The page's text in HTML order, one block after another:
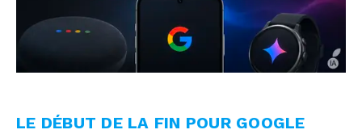
LE DÉBUT DE LA FIN POUR GOOGLE